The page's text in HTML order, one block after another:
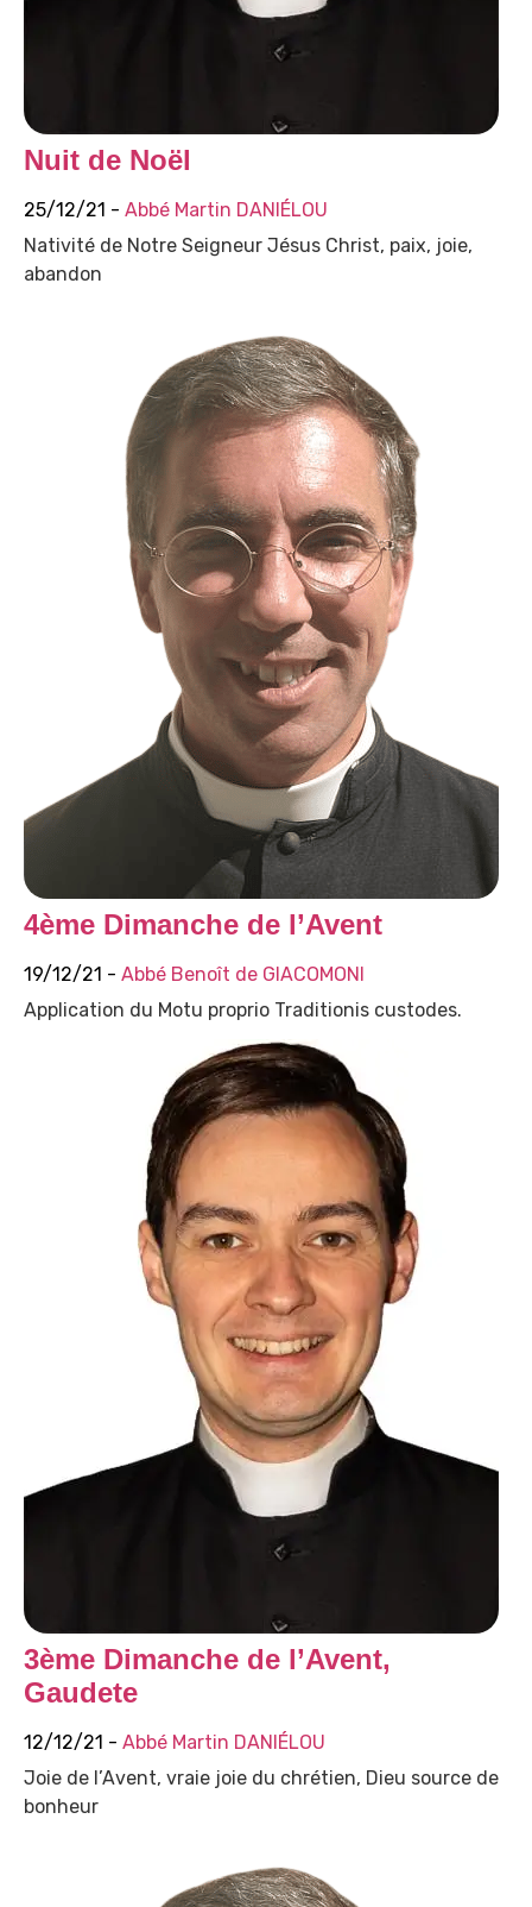
Nuit de Noël
25/12/21 - Abbé Martin DANIÉLOU
Nativité de Notre Seigneur Jésus Christ, paix, joie,
abandon
4ème Dimanche de l’Avent
19/12/21 - Abbé Benoît de GIACOMONI
Application du Motu proprio Traditionis custodes.
3ème Dimanche de l’Avent,
Gaudete
12/12/21 - Abbé Martin DANIÉLOU
Joie de l’Avent, vraie joie du chrétien, Dieu source de
bonheur